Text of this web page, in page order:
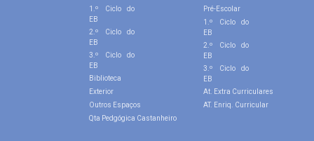
1.º Ciclo do
EB
2.º Ciclo do
EB
3.º Ciclo do
EB
Biblioteca
Exterior
Outros Espaços
Qta Pedgógica Castanheiro
Pré-Escolar
1.º Ciclo do
EB
2.º Ciclo do
EB
3.º Ciclo do
EB
At. Extra Curriculares
AT. Enriq. Curricular